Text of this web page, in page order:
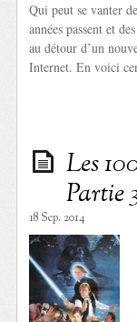
Qui peut se vanter
années passent et
au détour d’un
Internet. En voici
Les
Partie
18 Sep. 2014